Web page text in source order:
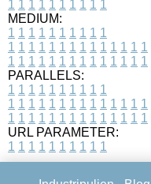
1 1 1 1 1 1 1 1 1 1
MEDIUM:
1 1 1 1 1 1 1 1 1 1
1 1 1 1 1 1 1 1 1 1 1 1 1 1
1 1 1 1 1 1 1 1 1 1 1 1 1 1
PARALLELS:
1 1 1 1 1 1 1 1 1 1
1 1 1 1 1 1 1 1 1 1 1 1 1 1
1 1 1 1 1 1 1 1 1 1 1 1 1 1
URL PARAMETER:
1 1 1 1 1 1 1 1 1 1